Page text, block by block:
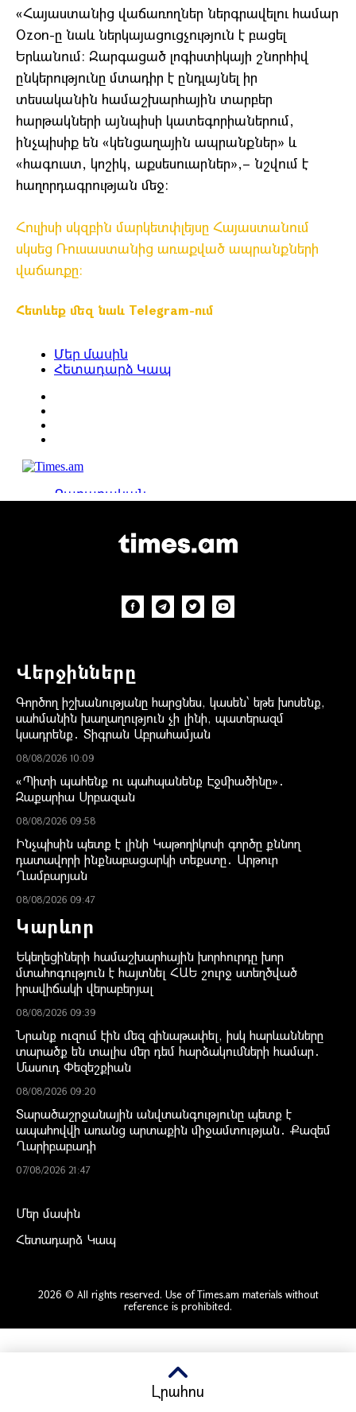
«Հայաստանից վաճառողներ ներգրավելու համար
Ozon-ը նաև ներկայացուցչություն է բացել
Երևանում։ Զարգացած լոգիստիկայի շնորհիվ
ընկերությունը մտադիր է ընդլայնել իր
տեսականին համաշխարհային տարբեր
հարթակների այնպիսի կատեգորիաներում,
ինչպիսիք են «կենցաղային ապրանքներ» և
«հագուստ, կոշիկ, աքսեսուարներ»,– նշվում է
հաղորդագրության մեջ:
Հուլիսի սկզբին մարկետփլեյսը Հայաստանում
սկսեց Ռուսաստանից առաքված ապրանքների
վաճառքը։
Հետևեք մեզ նաև Telegram-ում
Վերջինները
Գործող իշխանությանը հարցնես, կասեն՝ եթե խոսենք,
սահմանին խաղաղություն չի լինի, պատերազմ
կսադրենք․ Տիգրան Աբրահամյան
08/08/2026 10:09
«Պիտի պահենք ու պահպանենք Էջմիածինը»․
Զաքարիա Սրբազան
08/08/2026 09:58
Ինչպիսին պետք է լինի Կաթողիկոսի գործը քննող
դատավորի ինքնաբացարկի տեքստը․ Արթուր
Ղամբարյան
08/08/2026 09:47
Կարևոր
Եկեղեցիների համաշխարհային խորհուրդը խոր
մտահոգություն է հայտնել ՀԱԵ շուրջ ստեղծված
իրավիճակի վերաբերյալ
08/08/2026 09:39
Նրանք ուզում էին մեզ զինաթափել, իսկ հարևանները
տարածք են տալիս մեր դեմ հարձակումների համար․
Մասուդ Փեզեշքիան
08/08/2026 09:20
Տարածաշրջանային անվտանգությունը պետք է
ապահովվի առանց արտաքին միջամտության․ Քազեմ
Ղարիբաբադի
07/08/2026 21:47
Մեր մասին
Հետադարձ Կապ
2026 © All rights reserved. Use of Times.am materials without
reference is prohibited.
Լրահոս